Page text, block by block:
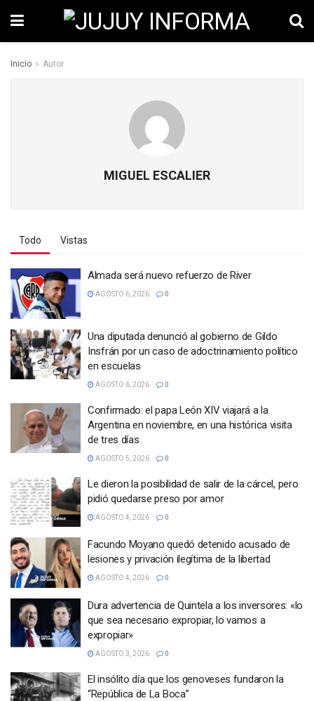
Inicio Autor
MIGUEL ESCALIER
Todo Vistas
Almada será nuevo refuerzo de River
AGOSTO 6, 2026 0
Una diputada denunció al gobierno de Gildo
Insfrán por un caso de adoctrinamiento político
en escuelas
AGOSTO 6, 2026 0
Confirmado: el papa León XIV viajará a la
Argentina en noviembre, en una histórica visita
de tres días
AGOSTO 5, 2026 0
Le dieron la posibilidad de salir de la cárcel, pero
pidió quedarse preso por amor
AGOSTO 4, 2026 0
Facundo Moyano quedó detenido acusado de
lesiones y privación ilegítima de la libertad
AGOSTO 4, 2026 0
Dura advertencia de Quintela a los inversores: «lo
que sea necesario expropiar, lo vamos a
expropiar»
AGOSTO 3, 2026 0
El insólito día que los genoveses fundaron la
“República de La Boca”